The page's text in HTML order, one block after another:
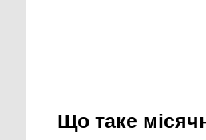
Що таке